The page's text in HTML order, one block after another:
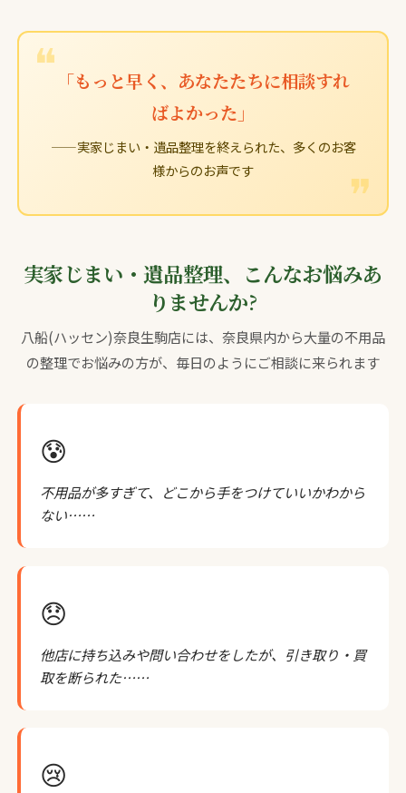
「もっと早く、あなたたちに相談すれ
ばよかった」
——実家じまい・遺品整理を終えられた、多くのお客
様からのお声です
実家じまい・遺品整理、こんなお悩みあ
りませんか?
八船(ハッセン)奈良生駒店には、奈良県内から大量の不用品
の整理でお悩みの方が、毎日のようにご相談に来られます
😰
不用品が多すぎて、どこから手をつけていいかわから
ない……
😞
他店に持ち込みや問い合わせをしたが、引き取り・買
取を断られた……
😢